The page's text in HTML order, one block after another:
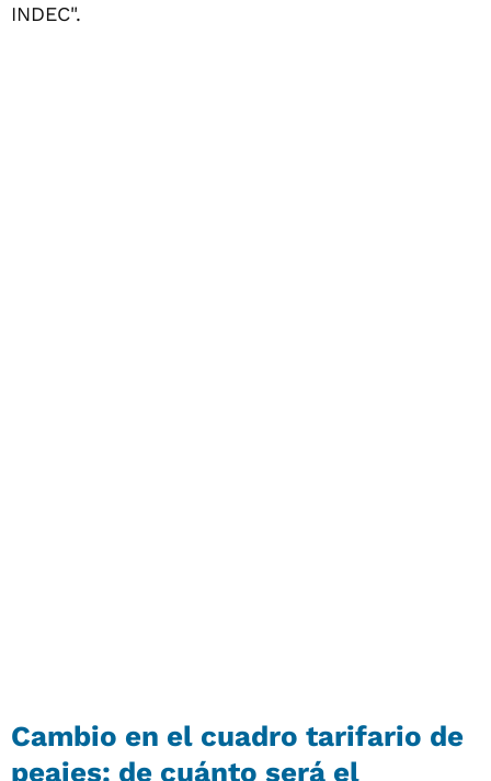
INDEC".
Cambio en el cuadro tarifario de
peajes: de cuánto será el